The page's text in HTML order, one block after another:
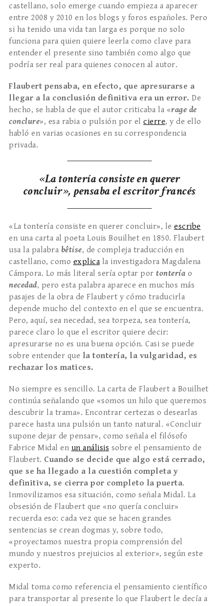
castellano, solo emerge cuando empieza a aparecer
entre 2008 y 2010 en los blogs y foros españoles. Pero
si ha tenido una vida tan larga es porque no solo
funciona para quien quiere leerla como clave para
entender el presente sino también como algo que
podría ser real para quienes conocen al autor.
Flaubert pensaba, en efecto, que apresurarse a
llegar a la conclusión definitiva era un error. De
hecho, se habla de que el autor criticaba la «rage de
conclure», esa rabia o pulsión por el cierre, y de ello
habló en varias ocasiones en su correspondencia
privada.
«La tontería consiste en querer
concluir», pensaba el escritor francés
«La tontería consiste en querer concluir», le escribe
en una carta al poeta Louis Bouilhet en 1850. Flaubert
usa la palabra bêtise, de compleja traducción en
castellano, como explica la investigadora Magdalena
Cámpora. Lo más literal sería optar por tontería o
necedad, pero esta palabra aparece en muchos más
pasajes de la obra de Flaubert y cómo traducirla
depende mucho del contexto en el que se encuentra.
Pero, aquí, sea necedad, sea torpeza, sea tontería,
parece claro lo que el escritor quiere decir:
apresurarse no es una buena opción. Casi se puede
sobre entender que la tontería, la vulgaridad, es
rechazar los matices.
No siempre es sencillo. La carta de Flaubert a Bouilhet
continúa señalando que «somos un hilo que queremos
descubrir la trama». Encontrar certezas o desearlas
parece hasta una pulsión un tanto natural. «Concluir
supone dejar de pensar», como señala el filósofo
Fabrice Midal en un análisis sobre el pensamiento de
Flaubert. Cuando se decide que algo está cerrado,
que se ha llegado a la cuestión completa y
definitiva, se cierra por completo la puerta.
Inmovilizamos esa situación, como señala Midal. La
obsesión de Flaubert que «no quería concluir»
recuerda eso: cada vez que se hacen grandes
sentencias se crean dogmas y, sobre todo,
«proyectamos nuestra propia comprensión del
mundo y nuestros prejuicios al exterior», según este
experto.
Midal toma como referencia el pensamiento científico
para transportar al presente lo que Flaubert le decía a